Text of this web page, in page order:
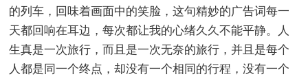
的列车，回味着画面中的笑脸，这句精妙的广告词每一
天都回响在耳边，每次都让我的心绪久久不能平静。人
生真是一次旅行，而且是一次无奈的旅行，并且是每个
人都是同一个终点，却没有一个相同的行程，没有一个